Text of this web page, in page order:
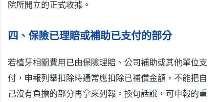
院所開立的正式收據。
四、保險已理賠或補助已支付的部分
若植牙相關費用已由保險理賠、公司補助或其他單位支
付，申報列舉扣除時通常應扣除已補償金額，不能把自
己沒有負擔的部分再拿來列報。換句話說，可申報的重